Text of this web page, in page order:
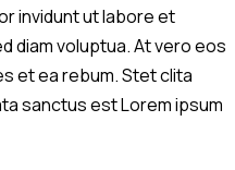
invidunt ut labore et
diam voluptua. At vero eos
et ea rebum. Stet clita
sanctus est Lorem ipsum